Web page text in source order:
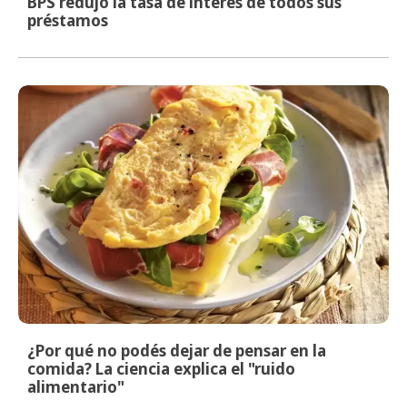
préstamos
¿Por qué no podés dejar de pensar en la
comida? La ciencia explica el "ruido
alimentario"